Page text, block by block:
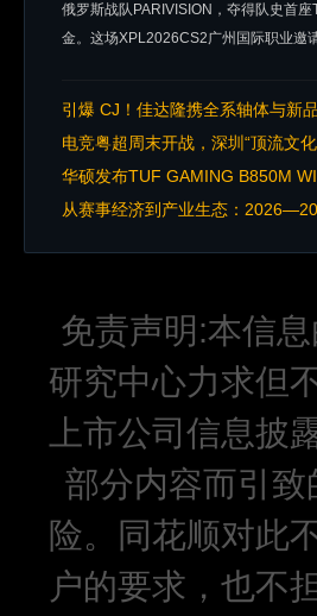
俄罗斯战队PARIVISION，夺得队史首
金。这场XPL2026CS2广州国际职业邀
引爆 CJ！佳达隆携全系轴体与新
电竞粤超周末开战，深圳“顶流文
华硕发布TUF GAMING B850M
位，强化散热与易用性
从赛事经济到产业生态：
免责声明:本信
研究中心力求但
上市公司信息披
部分内容而引
险。同花顺对此
户的要求，也不